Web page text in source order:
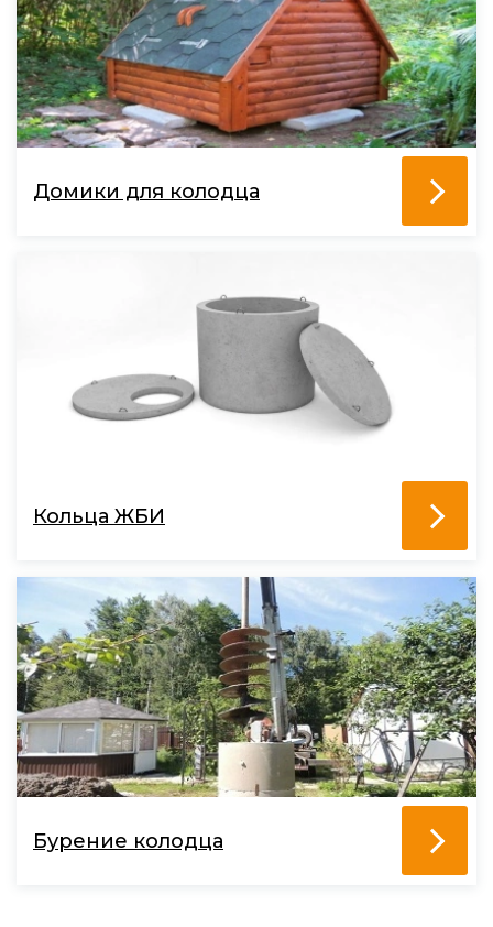
Домики для колодца
Кольца ЖБИ
Бурение колодца